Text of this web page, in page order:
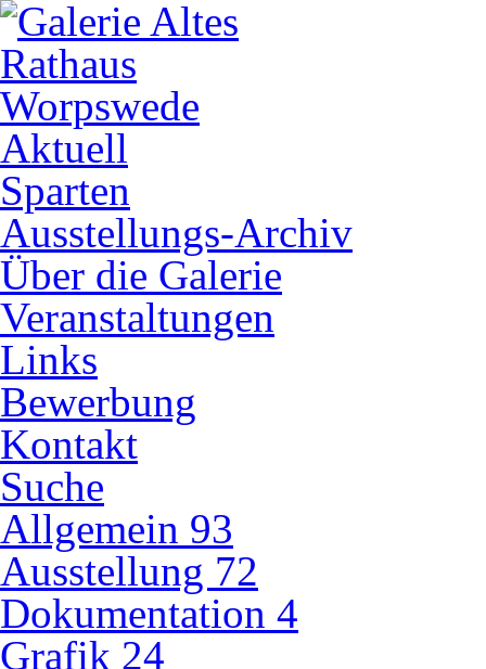
Aktuell
Sparten
Ausstellungs-Archiv
Über die Galerie
Veranstaltungen
Links
Bewerbung
Kontakt
Suche
Allgemein 93
Ausstellung 72
Dokumentation 4
Grafik 24